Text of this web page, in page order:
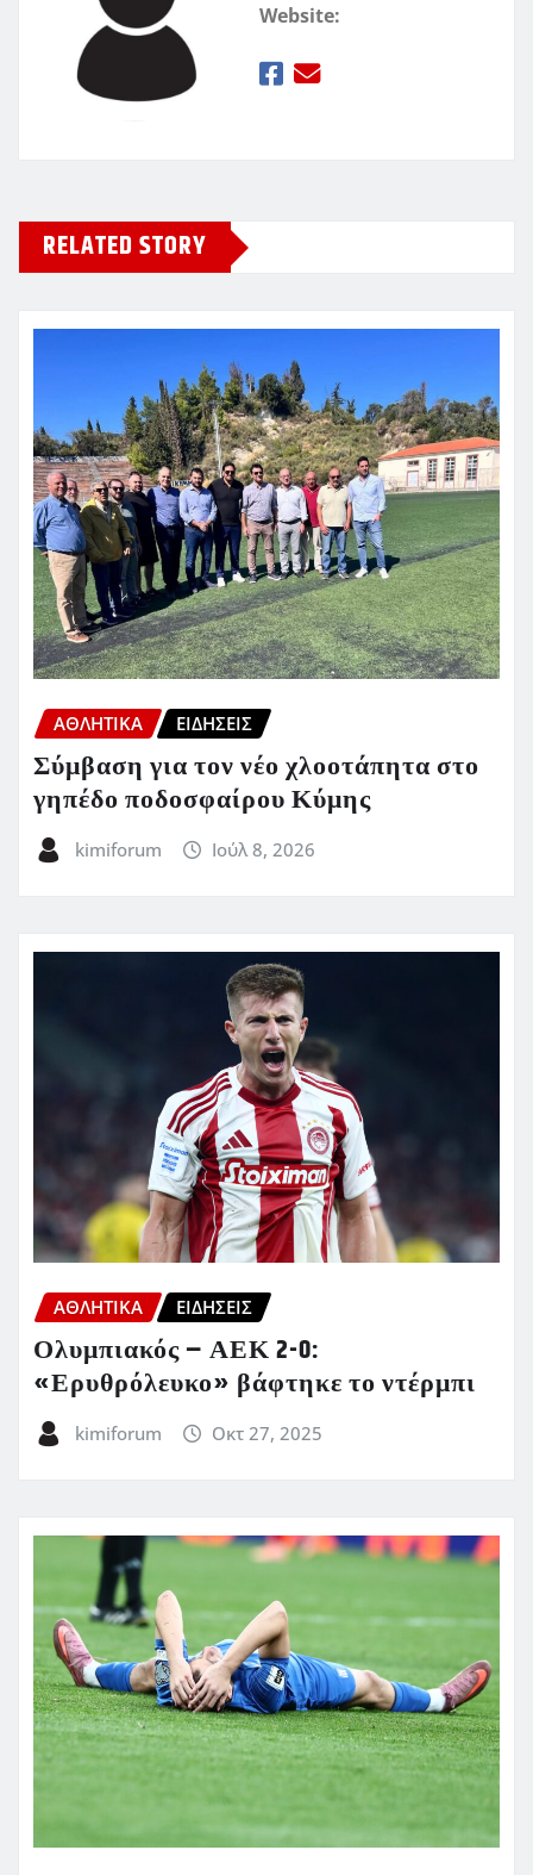
Website:
RELATED STORY
ΑΘΛΗΤΙΚΑ ΕΙΔΗΣΕΙΣ
Σύμβαση για τον νέο χλοοτάπητα στο
γηπέδο ποδοσφαίρου Κύμης
kimiforum Ιούλ 8, 2026
ΑΘΛΗΤΙΚΑ ΕΙΔΗΣΕΙΣ
Ολυμπιακός – ΑΕΚ 2-0:
«Ερυθρόλευκο» βάφτηκε το ντέρμπι
kimiforum Οκτ 27, 2025